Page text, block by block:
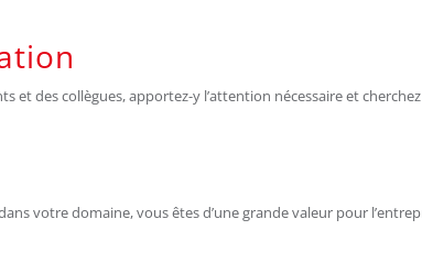
et des collègues, apportez-y l’attention nécessaire et
votre domaine, vous êtes d’une grande valeur pour